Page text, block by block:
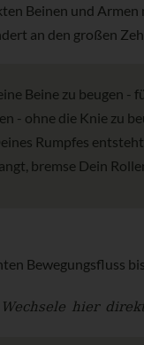
Beinen und
an den großen
Beine zu beugen -
- ohne die Knie zu
Rumpfes
bremse Dein
Bewegungsfluss
hier